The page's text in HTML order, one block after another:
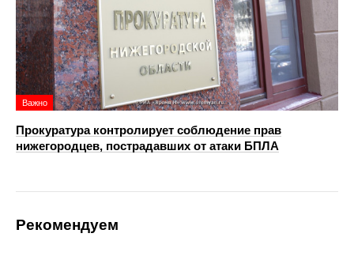
Важно
Прокуратура контролирует соблюдение прав
нижегородцев, пострадавших от атаки БПЛА
Рекомендуем